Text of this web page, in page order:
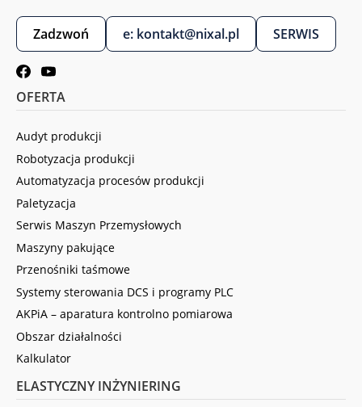
Zadzwoń e: kontakt@nixal.pl SERWIS
OFERTA
Audyt produkcji
Robotyzacja produkcji
Automatyzacja procesów produkcji
Paletyzacja
Serwis Maszyn Przemysłowych
Maszyny pakujące
Przenośniki taśmowe
Systemy sterowania DCS i programy PLC
AKPiA – aparatura kontrolno pomiarowa
Obszar działalności
Kalkulator
ELASTYCZNY INŻYNIERING